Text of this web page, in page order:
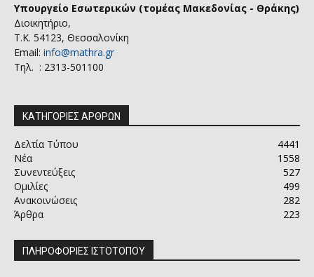
Υπουργείο Εσωτερικών (τομέας Μακεδονίας - Θράκης)
Διοικητήριο,
Τ.Κ. 54123, Θεσσαλονίκη
Email: info@mathra.gr
Τηλ. : 2313-501100
ΚΑΤΗΓΟΡΙΕΣ ΑΡΘΡΩΝ
Δελτία Τύπου
4441
Νέα
1558
Συνεντεύξεις
527
Ομιλίες
499
Ανακοινώσεις
282
Άρθρα
223
ΠΛΗΡΟΦΟΡΙΕΣ ΙΣΤΟΤΟΠΟΥ